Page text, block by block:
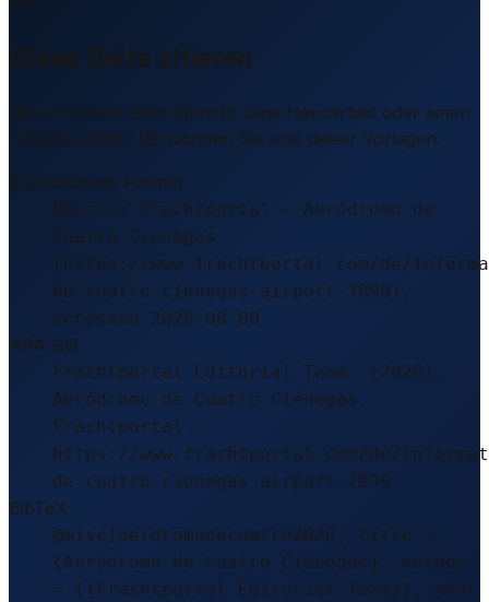
Diese Seite zitieren
Sie schreiben einen Bericht, eine Hausarbeit oder einen
LinkedIn-Post? Verwenden Sie eine dieser Vorlagen.
Empfohlenes Format
Source: Frachtportal – Aeródromo de
Cuatro Ciénegas
(https://www.frachtportal.com/de/
de-cuatro-cienegas-airport-7899),
accessed 2026-08-08
APA-Stil
Frachtportal Editorial Team. (2026).
Aeródromo de Cuatro Ciénegas.
Frachtportal.
https://www.frachtportal.com/de/
de-cuatro-cienegas-airport-7899
BibTeX
@misc{aerdromodecuatro2026, title =
{Aeródromo de Cuatro Ciénegas}, author
= {{Frachtportal Editorial Team}}, year